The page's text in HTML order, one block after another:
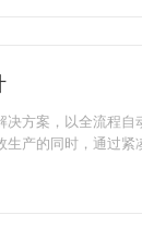
决方案，以全流程自
产的同时，通过紧
以下结合其核心功
成系统生产线采用功